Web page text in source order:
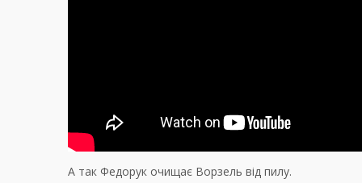
А так Федорук очищає Ворзель від пилу.